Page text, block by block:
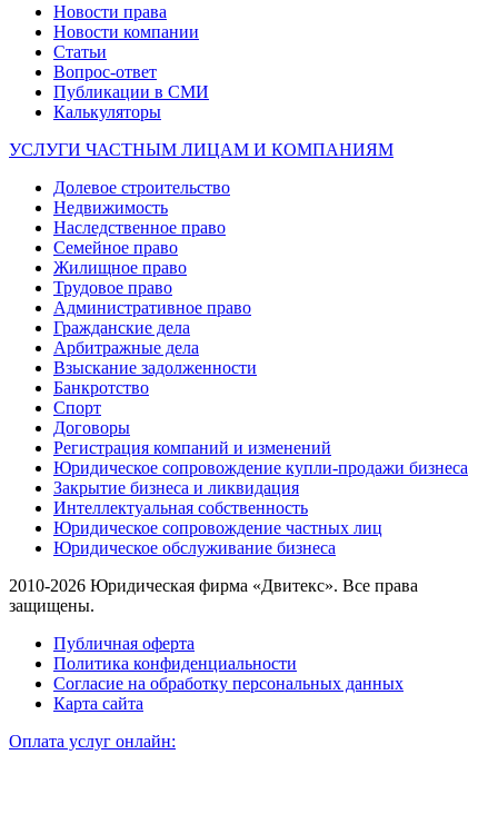
Новости права
Новости компании
Статьи
Вопрос-ответ
Публикации в СМИ
Калькуляторы
УСЛУГИ ЧАСТНЫМ ЛИЦАМ И КОМПАНИЯМ
Долевое строительство
Недвижимость
Наследственное право
Семейное право
Жилищное право
Трудовое право
Административное право
Гражданские дела
Арбитражные дела
Взыскание задолженности
Банкротство
Спорт
Договоры
Регистрация компаний и изменений
Юридическое сопровождение купли-продажи бизнеса
Закрытие бизнеса и ликвидация
Интеллектуальная собственность
Юридическое сопровождение частных лиц
Юридическое обслуживание бизнеса
2010-2026 Юридическая фирма «Двитекс». Все права
защищены.
Публичная оферта
Политика конфиденциальности
Согласие на обработку персональных данных
Карта сайта
Оплата услуг онлайн: